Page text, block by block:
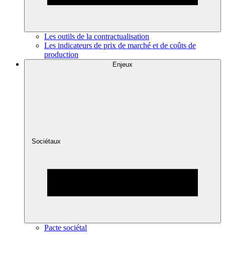
Les outils de la contractualisation
Les indicateurs de prix de marché et de coûts de
production
Enjeux
Sociétaux
Pacte sociétal